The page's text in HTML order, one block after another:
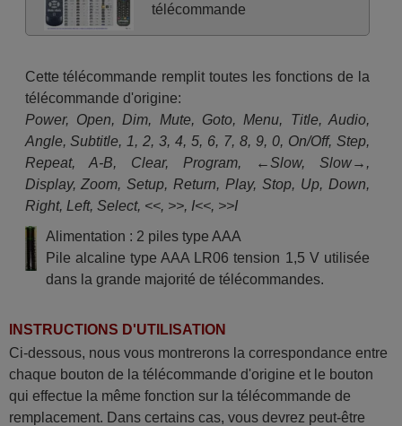
télécommande
Cette télécommande remplit toutes les fonctions de la
télécommande d'origine:
Power, Open, Dim, Mute, Goto, Menu, Title, Audio,
Angle, Subtitle, 1, 2, 3, 4, 5, 6, 7, 8, 9, 0, On/Off, Step,
Repeat, A-B, Clear, Program, ←Slow, Slow→,
Display, Zoom, Setup, Return, Play, Stop, Up, Down,
Right, Left, Select, <<, >>, I<<, >>I
Alimentation : 2 piles type AAA
Pile alcaline type AAA LR06 tension 1,5 V utilisée
dans la grande majorité de télécommandes.
INSTRUCTIONS D'UTILISATION
Ci-dessous, nous vous montrerons la correspondance entre
chaque bouton de la télécommande d'origine et le bouton
qui effectue la même fonction sur la télécommande de
remplacement. Dans certains cas, vous devrez peut-être